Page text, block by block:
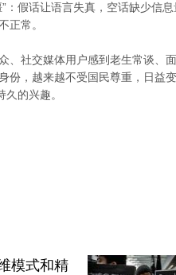
：假话让语言失真，空话缺少信
正常。
、社交媒体用户感到老生常谈、
份，越来越不受国民尊重，日益
的兴趣。
模式和精